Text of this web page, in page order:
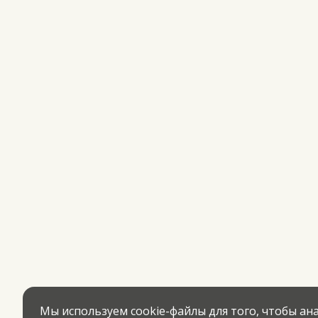
Мы используем cookie-файлы для того, чтобы